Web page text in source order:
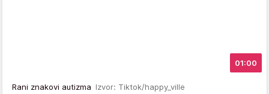
01:00
Rani znakovi autizma Izvor: Tiktok/happy_ville